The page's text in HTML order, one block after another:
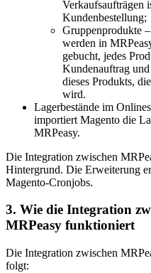
Verkaufsaufträgen
Kundenbestellung;
Gruppenprodukte
werden in
gebucht, jedes
Kundenauftrag
dieses Produkts,
wird.
Lagerbestände im
importiert Magento die
MRPeasy.
Die Integration zwischen
Hintergrund. Die Erweiterung
Magento-Cronjobs.
3. Wie die Integration
MRPeasy funktioniert
Die Integration zwischen
folgt: